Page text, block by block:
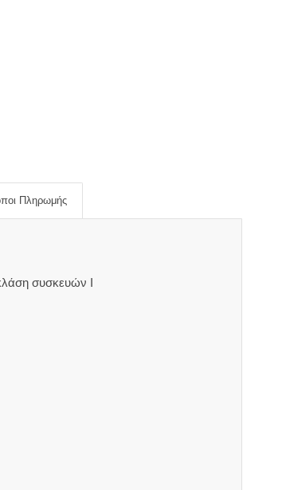
Πληρωμής
συσκευών Ι